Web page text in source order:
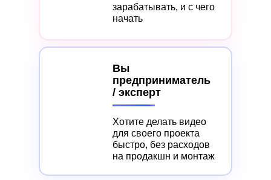
зарабатывать, и с чего
начать
Вы
предприниматель
/ эксперт
Хотите делать видео
для своего проекта
быстро, без расходов
на продакшн и монтаж